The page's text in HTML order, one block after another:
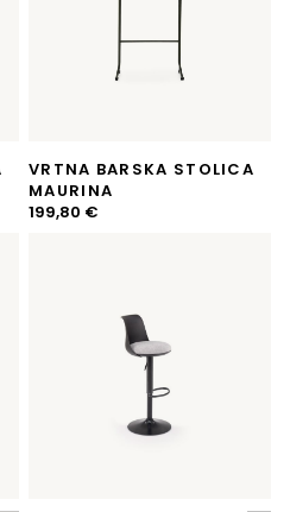
VRTNA BARSKA STOLICA
MAURINA
199,80 €